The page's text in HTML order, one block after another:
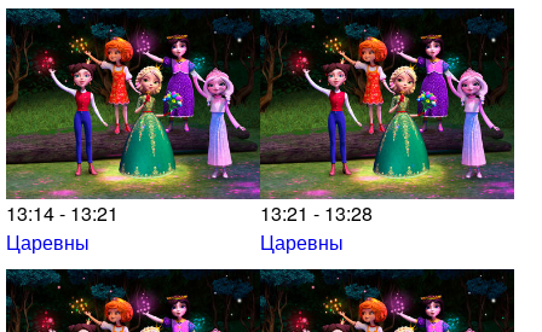
13:14 - 13:21
Царевны
13:21 - 13:28
Царевны